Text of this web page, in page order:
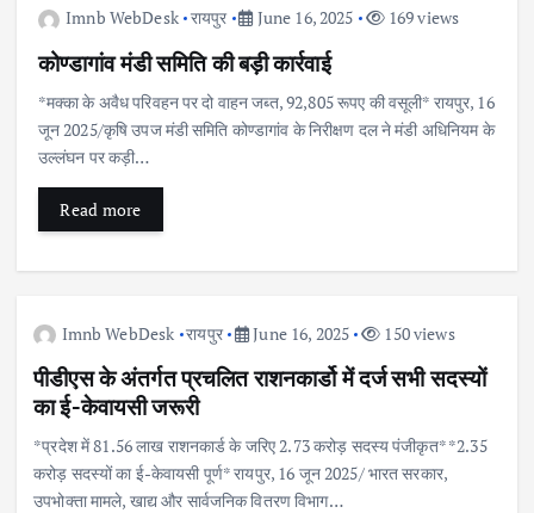
Imnb WebDesk रायपुर June 16, 2025 169 views
कोण्डागांव मंडी समिति की बड़ी कार्रवाई
*मक्का के अवैध परिवहन पर दो वाहन जब्त, 92,805 रूपए की वसूली* रायपुर, 16
जून 2025/कृषि उपज मंडी समिति कोण्डागांव के निरीक्षण दल ने मंडी अधिनियम के
उल्लंघन पर कड़ी…
Read more
Imnb WebDesk रायपुर June 16, 2025 150 views
पीडीएस के अंतर्गत प्रचलित राशनकार्डो में दर्ज सभी सदस्यों
का ई-केवायसी जरूरी
*प्रदेश में 81.56 लाख राशनकार्ड के जरिए 2.73 करोड़ सदस्य पंजीकृत* *2.35
करोड़ सदस्यों का ई-केवायसी पूर्ण* रायपुर, 16 जून 2025/ भारत सरकार,
उपभोक्ता मामले, खाद्य और सार्वजनिक वितरण विभाग…